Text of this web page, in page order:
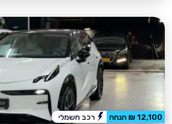
12,100 ₪ הנחה רכב חשמלי